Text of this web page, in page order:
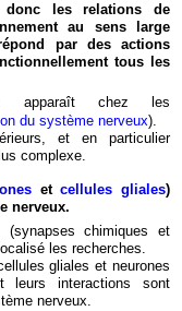
donc les relations de
au sens large
par des actions
tous les
apparaît chez les
du système nerveux).
et en particulier
complexe.
etcellules gliales)
nerveux.
(synapses chimiques et
les recherches.
gliales et neurones
interactions sont
nerveux.